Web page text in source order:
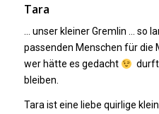
Tara
… unser kleiner Gremlin … so
passenden Menschen für die
wer hätte es gedacht
bleiben.
Tara ist eine liebe quirlige